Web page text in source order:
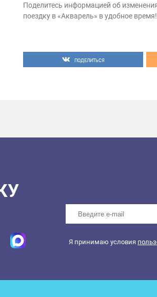
Поделитесь информацией об
поездку в «Акварель» в удобное время!
ПОДЕЛИТЬСЯ
Я принимаю условия